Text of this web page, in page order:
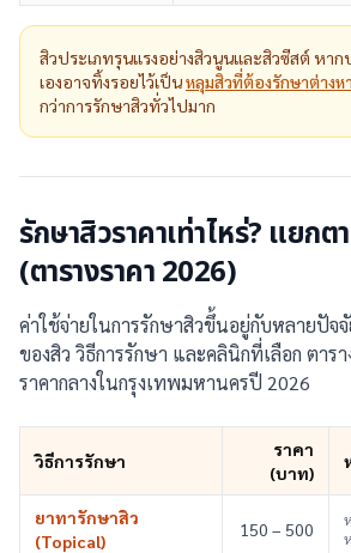
สิวประเภทรุนแรงอย่างสิวนูนและสิวซีสต์ หา
เองอาจทิ้งรอยไว้เป็นหลุมสิวที่ต้องรักษาต่างห
กว่าการรักษาสิวทั่วไปมาก
รักษาสิวราคาเท่าไหร่? แยก
(ตารางราคา 2026)
ค่าใช้จ่ายในการรักษาสิวขึ้นอยู่กับหลายปัจ
ของสิว วิธีการรักษา และคลินิกที่เลือก ตาร
ราคากลางในกรุงเทพมหานครปี 2026
วิธีการรักษา
ราคา
(บาท)
ยาทารักษาสิว
(Topical)
150 – 500